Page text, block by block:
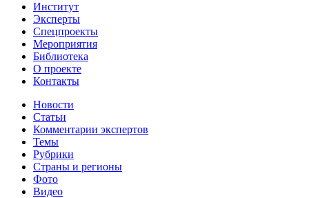
Институт
Эксперты
Спецпроекты
Мероприятия
Библиотека
О проекте
Контакты
Новости
Статьи
Комментарии экспертов
Темы
Рубрики
Страны и регионы
Фото
Видео